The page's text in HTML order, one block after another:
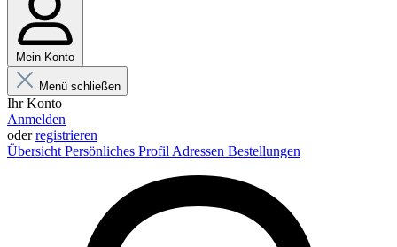
Mein Konto
Menü schließen
Ihr Konto
Anmelden
oderregistrieren
Übersicht Persönliches Profil Adressen Bestellungen